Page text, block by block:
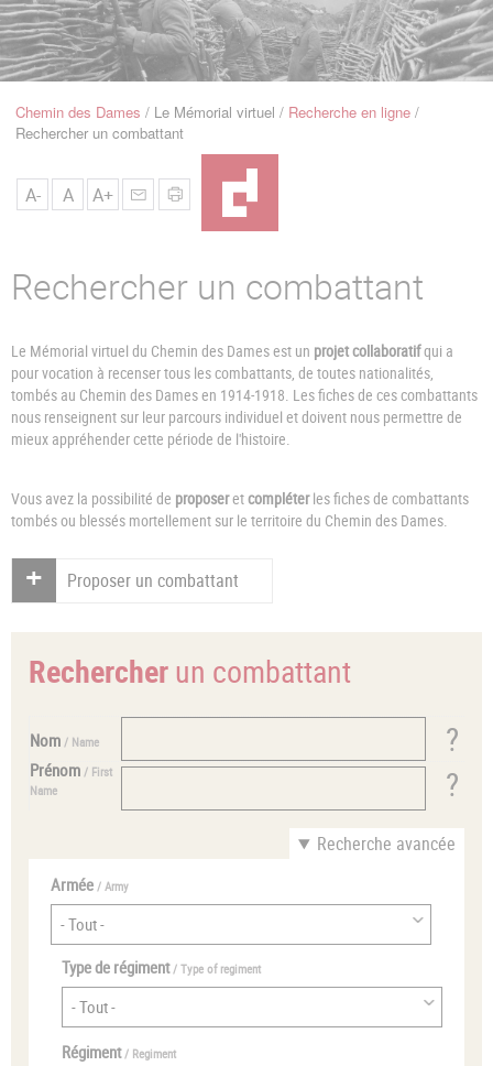
Navigation
Fil
Chemin des Dames Le Mémorial virtuel
Recherche en ligne
Rechercher un combattant
A- A A+
Rechercher un combattant
Le Mémorial virtuel du Chemin des Dames est un projet collaboratifqui a
pour vocation à recenser tous les combattants, de toutes nationalités,
tombés au Chemin des Dames en 1914-1918. Les fiches de ces combattants
nous renseignent sur leur parcours individuel et doivent nous permettre de
mieux appréhender cette période de l'histoire.
Vous avez la possibilité de proposeretcompléterles fiches de combattants
tombés ou blessés mortellement sur le territoire du Chemin des Dames.
Proposer un combattant
Rechercherun combattant
Nom / Name
Prénom / First
Name
Recherche avancée
Armée / Army
Type de régiment/ Type of regiment
Régiment/ Regiment